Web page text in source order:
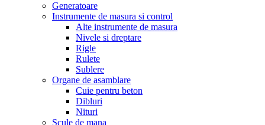
Generatoare
Instrumente de masura si control
Alte instrumente de masura
Nivele si dreptare
Rigle
Rulete
Sublere
Organe de asamblare
Cuie pentru beton
Dibluri
Nituri
Scule de mana